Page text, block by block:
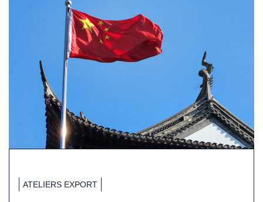
ATELIERS EXPORT